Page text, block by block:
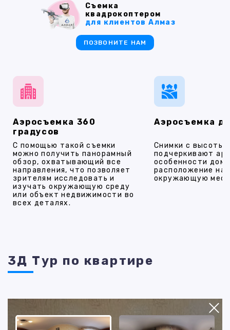
Аэросъемка 360
градусов
С помощью такой съемки
можно получить панорамный
обзор, охватывающий все
направления, что позволяет
зрителям исследовать и
изучать окружающую среду
или объект недвижимости во
всех деталях.
Аэросъемка
Снимки с высоты
подчеркивают
особенности
расположение на
окружающую
Съемка
квадрокоптером
для клиентов Алмаз
ПОЗВОНИТЕ НАМ
3Д Тур по квартире